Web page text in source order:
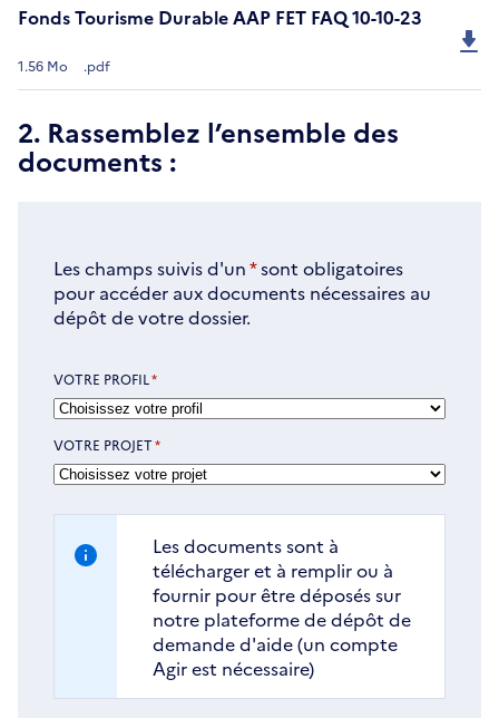
Fonds Tourisme Durable AAP FET FAQ 10-10-23
1.56 Mo .pdf
2. Rassemblez l’ensemble des
documents :
Les champs suivis d'un*sont obligatoires
pour accéder aux documents nécessaires au
dépôt de votre dossier.
VOTRE PROFIL *
VOTRE PROJET*
Les documents sont à
télécharger et à remplir ou à
fournir pour être déposés sur
notre plateforme de dépôt de
demande d'aide (un compte
Agir est nécessaire)